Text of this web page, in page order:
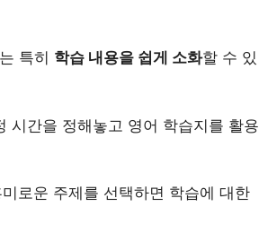
특히 학습 내용을 쉽게 소화할 수 있
시간을 정해놓고 영어 학습지를 활용
로운 주제를 선택하면 학습에 대한